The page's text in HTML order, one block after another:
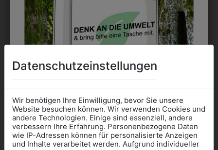
kostet jede Farbe extra und ist erst ab 12 Stück
möglich. Waschbar bis zu 60°C.
DAS KÖNNTE IHNEN
AUCH GEFALLEN
Datenschutzeinstellungen
Wir benötigen Ihre Einwilligung, bevor Sie unsere
Website besuchen können. Wir verwenden Cookies und
andere Technologien. Einige sind essenziell, andere
verbessern Ihre Erfahrung. Personenbezogene Daten
wie IP-Adressen können für personalisierte Anzeigen
und Inhalte verarbeitet werden. Aufgrund individueller
Informationen wenn Sie